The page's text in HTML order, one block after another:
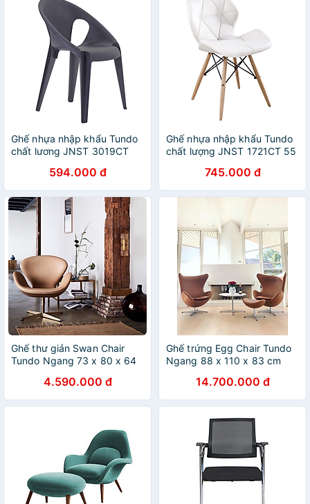
Ghế nhựa nhập khẩu Tundo
chất lương JNST 3019CT
594.000 đ
Ghế nhựa nhập khẩu Tundo
chất lượng JNST 1721CT 55
745.000 đ
Ghế thư giản Swan Chair
Tundo Ngang 73 x 80 x 64
4.590.000 đ
Ghế trứng Egg Chair Tundo
Ngang 88 x 110 x 83 cm
14.700.000 đ